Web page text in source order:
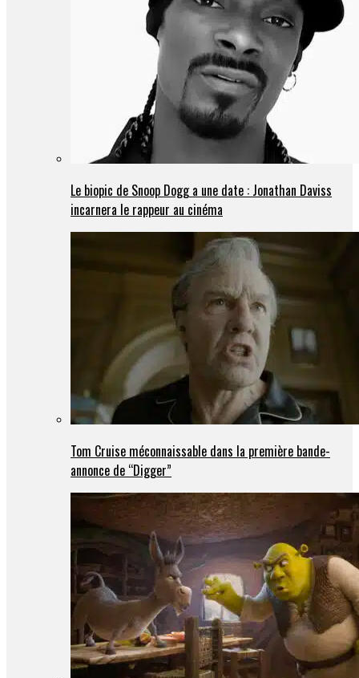
Le biopic de Snoop Dogg a une date : Jonathan Daviss
incarnera le rappeur au cinéma
Tom Cruise méconnaissable dans la première bande-
annonce de “Digger”